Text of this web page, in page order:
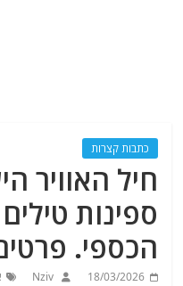
כתבות קצרות
חיל האוויר
ספינות
הכספי.
18/03/2026
Nziv